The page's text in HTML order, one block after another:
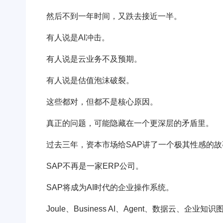
然后不到一年时间，又跌去接近一半。
有人说是AI冲击。
有人说是云业务不及预期。
有人说是估值泡沫破裂。
这些都对，但都不是核心原因。
真正的问题，可能隐藏在一个更深层的矛盾里。
过去三年，资本市场给SAP讲了一个极其性感的故
SAP不再是一家ERP公司。
SAP将成为AI时代的企业操作系统。
Joule、Business AI、Agent、数据云、企业知